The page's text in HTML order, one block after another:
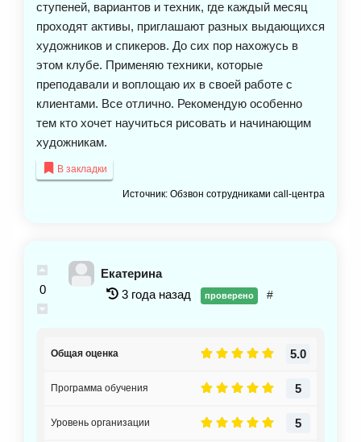
ступеней, вариантов и техник, где каждый месяц
проходят активы, приглашают разных выдающихся
художников и спикеров. До сих пор нахожусь в
этом клубе. Применяю техники, которые
преподавали и воплощаю их в своей работе с
клиентами. Все отлично. Рекомендую особенно
тем кто хочет научиться рисовать и начинающим
художникам.
В закладки
Источник: Обзвон сотрудниками call-центра
0
Екатерина
3 года назад
проверено #
5.0
Общая оценка
5
Программа обучения
5
Уровень организации